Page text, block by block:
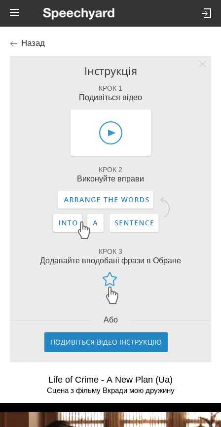
Назад
Інструкція
КРОК 1
Подивіться відео
КРОК 2
Виконуйте вправи
КРОК 3
Додавайте вподобані фрази в Обране
Або
ПОДИВІТЬСЯ ВІДЕО ІНСТРУКЦІЮ
Life of Crime - A New Plan (Ua)
Сцена з фільму Вкради мою дружину